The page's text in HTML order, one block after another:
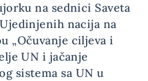
na sednici Saveta
nacija na
„Očuvanje ciljeva i
UN i jačanje
sistema sa UN u